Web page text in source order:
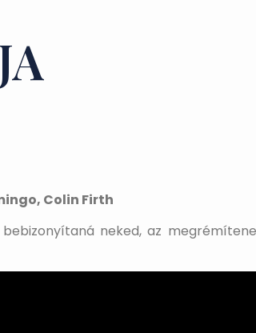
Colin Firth
neked, az